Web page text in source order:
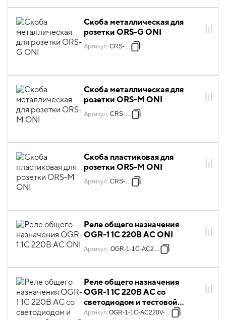
Скоба металлическая для
розетки ORS-G ONI
Артикул: CRS-G-1
Скоба металлическая для
розетки ORS-M ONI
Артикул: CRS-M-1
Скоба пластиковая для
розетки ORS-M ONI
Артикул: CRS-M-2
Реле общего назначения
OGR-1 1C 220В AC ONI
Артикул: OGR-1-1C-AC220V
Реле общего назначения
OGR-1 1C 220В AC со
светодиодом и тестовой
кнопкой ONI
Артикул:OGR-1-1C-AC220V-L-B